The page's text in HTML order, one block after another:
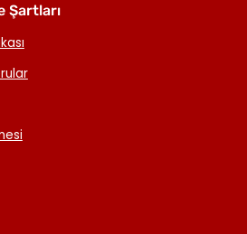
Şartları